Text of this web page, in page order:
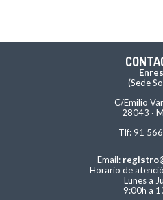
(Sede
C/Emilio
28043 ·
Tlf: 91
Email:
Horario de
Lunes a
9:00h a